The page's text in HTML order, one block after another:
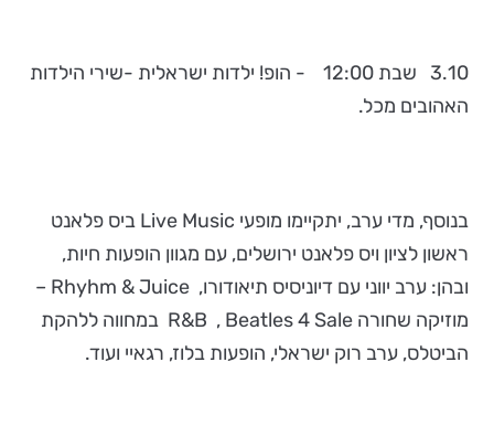
3.10 שבת 12:00 - הופ! ילדות ישראלית -שירי הילדות
האהובים מכל.
בנוסף, מדי ערב, יתקיימו מופעי Live Music ביס פלאנט
ראשון לציון ויס פלאנט ירושלים, עם מגוון הופעות חיות,
ובהן: ערב יווני עם דיוניסיס תיאודורו, Rhyhm & Juice –
מוזיקה שחורה R&B , Beatles 4 Sale במחווה ללהקת
הביטלס, ערב רוק ישראלי, הופעות בלוז, רגאיי ועוד.